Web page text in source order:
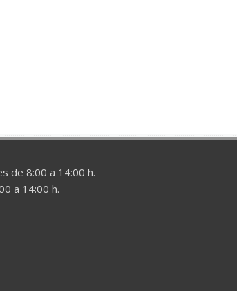
de 8:00 a 14:00 h.
a 14:00 h.